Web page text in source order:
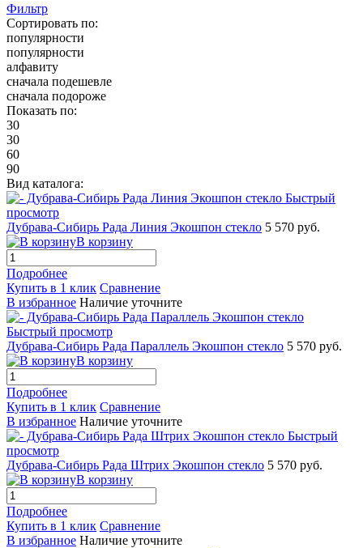
Фильтр
Сортировать по:
популярности
популярности
алфавиту
сначала подешевле
сначала подороже
Показать по:
30
30
60
90
Вид каталога:
Быстрый
просмотр
Дубрава-Сибирь Рада Линия Экошпон стекло 5 570 руб.
В корзину
Подробнее
Купить в 1 клик Сравнение
В избранное Наличие уточните
Быстрый просмотр
Дубрава-Сибирь Рада Параллель Экошпон стекло 5 570 руб.
В корзину
Подробнее
Купить в 1 клик Сравнение
В избранное Наличие уточните
Быстрый
просмотр
Дубрава-Сибирь Рада Штрих Экошпон стекло 5 570 руб.
В корзину
Подробнее
Купить в 1 клик Сравнение
В избранное Наличие уточните